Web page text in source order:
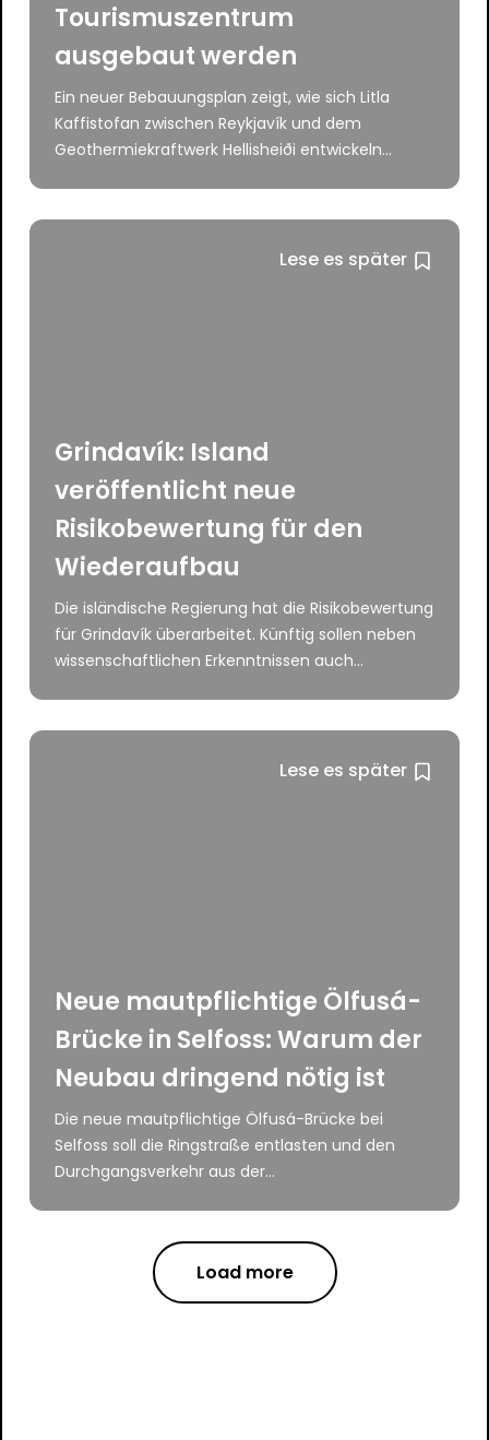
Tourismuszentrum
ausgebaut werden
Ein neuer Bebauungsplan zeigt, wie sich Litla
Kaffistofan zwischen Reykjavík und dem
Geothermiekraftwerk Hellisheiði entwickeln...
Lese es später
Grindavík: Island
veröffentlicht neue
Risikobewertung für den
Wiederaufbau
Die isländische Regierung hat die Risikobewertung
für Grindavík überarbeitet. Künftig sollen neben
wissenschaftlichen Erkenntnissen auch...
Lese es später
Neue mautpflichtige Ölfusá-
Brücke in Selfoss: Warum der
Neubau dringend nötig ist
Die neue mautpflichtige Ölfusá-Brücke bei
Selfoss soll die Ringstraße entlasten und den
Durchgangsverkehr aus der...
Load more